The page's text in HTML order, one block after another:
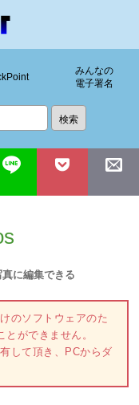
みんなの
電子署名
に編集できる
のソフトウェアのた
ができません。
して頂き、PCからダ